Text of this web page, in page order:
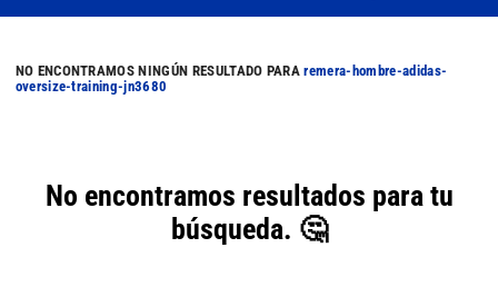
remera-hombre-adidas-
oversize-training-jn3680
No encontramos resultados para tu
búsqueda. 🤔